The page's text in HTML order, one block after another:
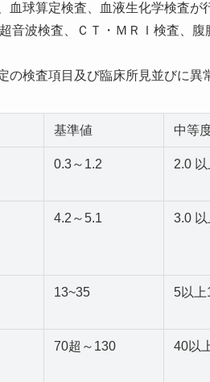
血球算定検査、血液生化学検査
音波検査、ＣＴ・ＭＲＩ検査、
の検査項目及び臨床所見並びに異
基準値 中等
0.3～1.2 2.0
4.2～5.1 3.0
13~35 5以上
70超～130 40以